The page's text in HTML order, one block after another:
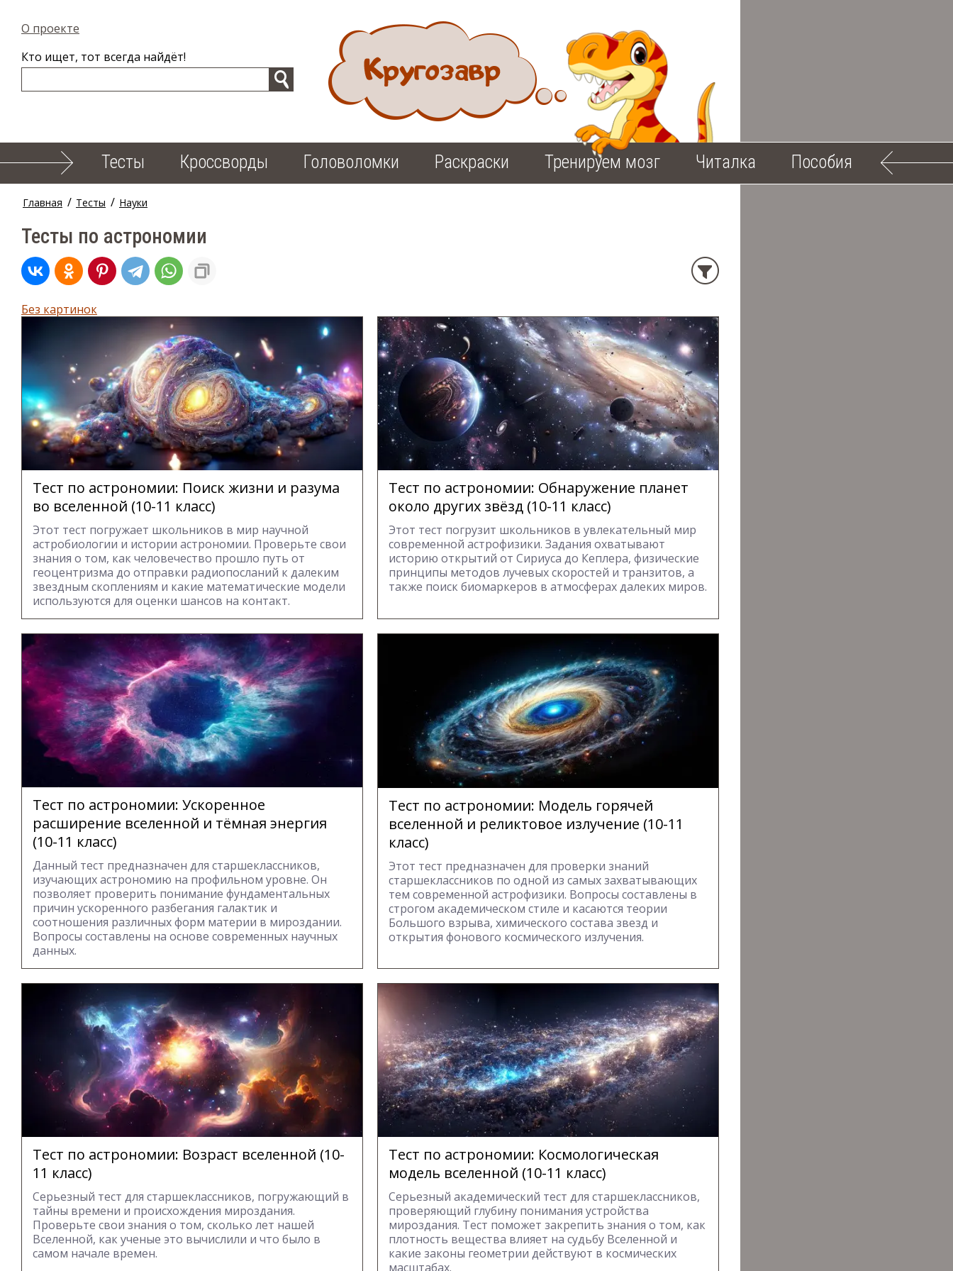
О проекте
Кто ищет, тот всегда найдёт!
Тесты Кроссворды Головоломки Раскраски Тренируем мозг Читалка Пособия
Главная / Тесты / Науки
Тесты по астрономии
Без картинок
Тест по астрономии: Поиск жизни и разума
во вселенной (10-11 класс)
Этот тест погружает школьников в мир научной
астробиологии и истории астрономии. Проверьте свои
знания о том, как человечество прошло путь от
геоцентризма до отправки радиопосланий к далеким
звездным скоплениям и какие математические модели
используются для оценки шансов на контакт.
Тест по астрономии: Обнаружение планет
около других звёзд (10-11 класс)
Этот тест погрузит школьников в увлекательный мир
современной астрофизики. Задания охватывают
историю открытий от Сириуса до Кеплера, физические
принципы методов лучевых скоростей и транзитов, а
также поиск биомаркеров в атмосферах далеких миров.
Тест по астрономии: Ускоренное
расширение вселенной и тёмная энергия
(10-11 класс)
Данный тест предназначен для старшеклассников,
изучающих астрономию на профильном уровне. Он
позволяет проверить понимание фундаментальных
причин ускоренного разбегания галактик и
соотношения различных форм материи в мироздании.
Вопросы составлены на основе современных научных
данных.
Тест по астрономии: Модель горячей
вселенной и реликтовое излучение (10-11
класс)
Этот тест предназначен для проверки знаний
старшеклассников по одной из самых захватывающих
тем современной астрофизики. Вопросы составлены в
строгом академическом стиле и касаются теории
Большого взрыва, химического состава звезд и
открытия фонового космического излучения.
Тест по астрономии: Возраст вселенной (10-
11 класс)
Серьезный тест для старшеклассников, погружающий в
тайны времени и происхождения мироздания.
Проверьте свои знания о том, сколько лет нашей
Вселенной, как ученые это вычислили и что было в
самом начале времен.
Тест по астрономии: Космологическая
модель вселенной (10-11 класс)
Серьезный академический тест для старшеклассников,
проверяющий глубину понимания устройства
мироздания. Тест поможет закрепить знания о том, как
плотность вещества влияет на судьбу Вселенной и
какие законы геометрии действуют в космических
масштабах.